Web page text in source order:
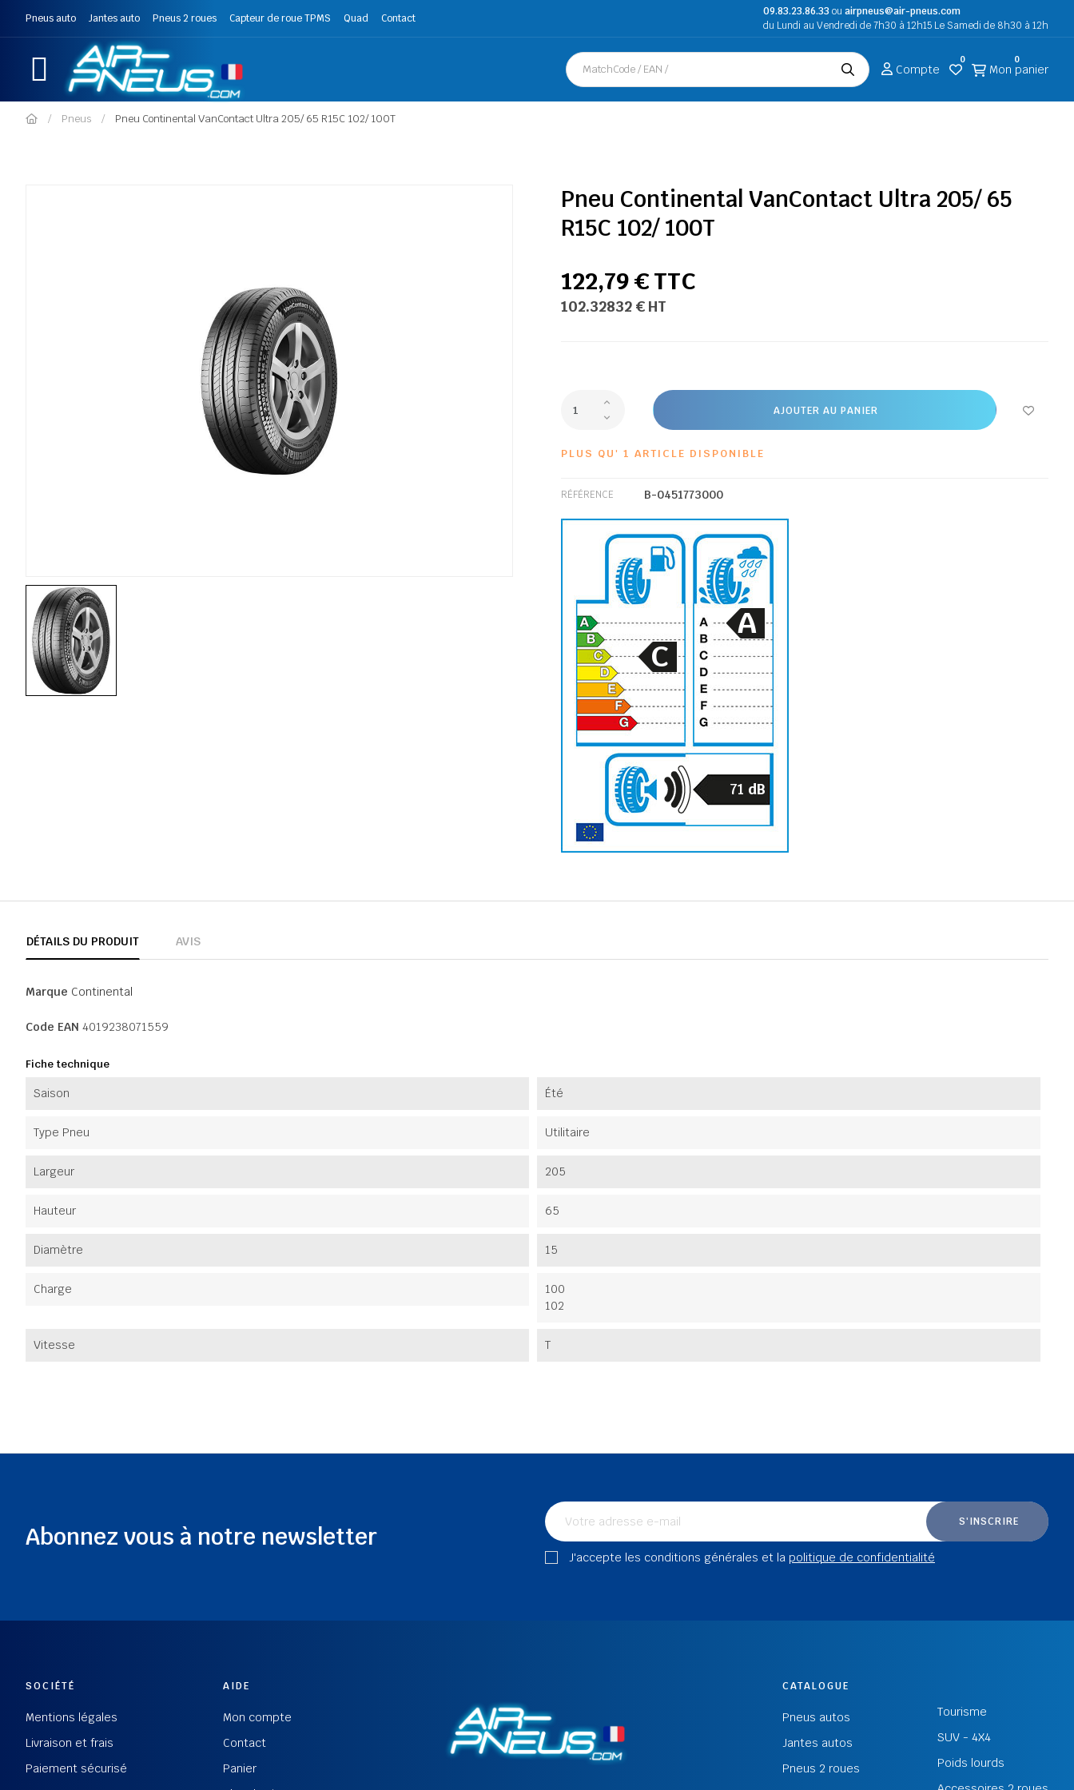
Pneus auto Jantes auto Pneus 2 roues Capteur de roue TPMS Quad Contact
09.83.23.86.33ou airpneus@air-pneus.com
du Lundi au Vendredi de 7h30 à 12h15 Le Samedi de 8h30 à 12h
Compte
0
Mon panier
0
Pneus Pneu Continental VanContact Ultra 205/ 65 R15C 102/ 100T
Pneu Continental VanContact Ultra 205/ 65
R15C 102/ 100T
122,79 € TTC
102.32832 € HT
AJOUTER AU PANIER
PLUS QU' 1 ARTICLE DISPONIBLE
RÉFÉRENCE B-0451773000
C
A
71 dB
DÉTAILS DU PRODUIT AVIS
Marque Continental
Code EAN 4019238071559
Fiche technique
Saison Été
Type Pneu Utilitaire
Largeur 205
Hauteur 65
Diamètre 15
Charge
100
102
Vitesse T
Abonnez vous à notre newsletter
S'INSCRIRE
J'accepte les conditions générales et la politique de confidentialité
SOCIÉTÉ
Mentions légales
Livraison et frais
Paiement sécurisé
AIDE
Mon compte
Contact
Panier
CATALOGUE
Pneus autos
Jantes autos
Pneus 2 roues
Tourisme
SUV - 4X4
Poids lourds